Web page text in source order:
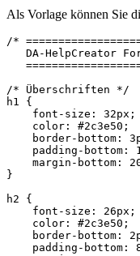
Als Vorlage können Sie
/*
DA-HelpCreator
/* Überschriften */
h1 {
font-size:
color: #2c3e50;
border-bottom:
padding-bottom:
margin-bottom:
}
h2 {
font-size:
color: #2c3e50;
border-bottom:
padding-bottom: